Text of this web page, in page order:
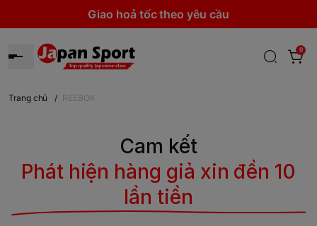
Giao hoả tốc theo yêu cầu
0
Trang chủ / REEBOK
Cam kết
Phát hiện hàng giả xin đền 10
lần tiền